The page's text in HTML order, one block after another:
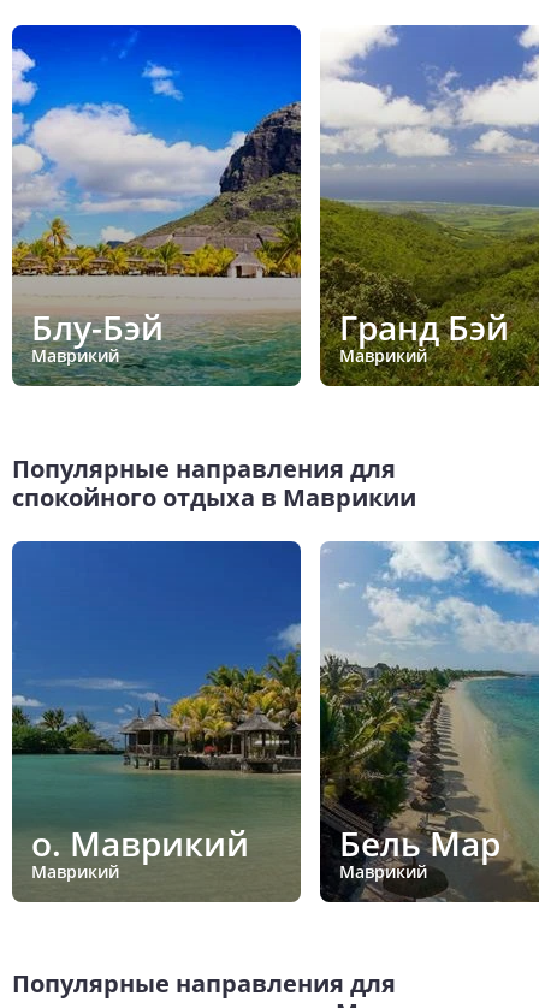
Блу-Бэй
Маврикий
Гранд Бэй
Маврикий
Популярные направления для
спокойного отдыха в Маврикии
о. Маврикий
Маврикий
Бель Мар
Маврикий
Популярные направления для